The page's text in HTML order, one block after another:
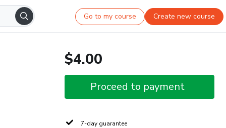
Go to my course Create new course
$4.00
Proceed to payment
7-day guarantee